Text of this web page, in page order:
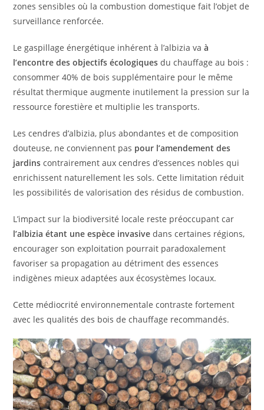
zones sensibles où la combustion domestique fait l’objet de
surveillance renforcée.
Le gaspillage énergétique inhérent à l’albizia vaà
l’encontre des objectifs écologiques du chauffage au bois :
consommer 40% de bois supplémentaire pour le même
résultat thermique augmente inutilement la pression sur la
ressource forestière et multiplie les transports.
Les cendres d’albizia, plus abondantes et de composition
douteuse, ne conviennent pas pour l’amendement des
jardins contrairement aux cendres d’essences nobles qui
enrichissent naturellement les sols. Cette limitation réduit
les possibilités de valorisation des résidus de combustion.
L’impact sur la biodiversité locale reste préoccupant car
l’albizia étant une espèce invasive dans certaines régions,
encourager son exploitation pourrait paradoxalement
favoriser sa propagation au détriment des essences
indigènes mieux adaptées aux écosystèmes locaux.
Cette médiocrité environnementale contraste fortement
avec les qualités des bois de chauffage recommandés.